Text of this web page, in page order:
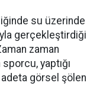
su üzerinde
gerçekleştirdiği
zaman
yaptığı
görsel şölen